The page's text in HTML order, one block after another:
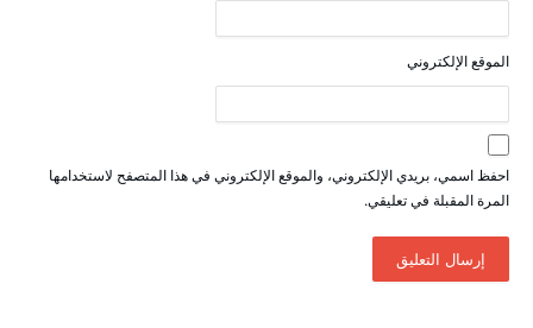
الموقع الإلكتروني
احفظ اسمي، بريدي الإلكتروني، والموقع الإلكتروني في هذا المتصفح لاستخدامها
المرة المقبلة في تعليقي.